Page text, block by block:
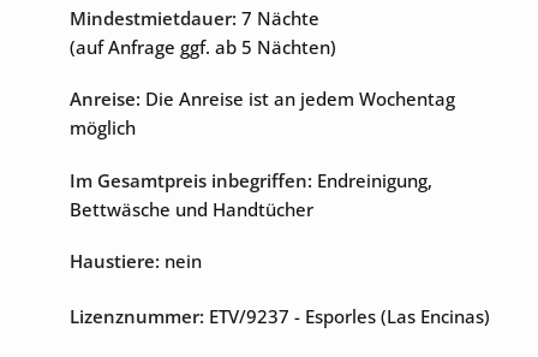
Mindestmietdauer: 7 Nächte
(auf Anfrage ggf. ab 5 Nächten)
Anreise: Die Anreise ist an jedem Wochentag
möglich
Im Gesamtpreis inbegriffen: Endreinigung,
Bettwäsche und Handtücher
Haustiere: nein
Lizenznummer: ETV/9237 - Esporles (Las Encinas)